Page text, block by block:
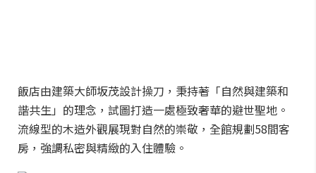
飯店由建築大師坂茂設計操刀，秉持著「自然與建築和
諧共生」的理念，試圖打造一處極致奢華的避世聖地。
流線型的木造外觀展現對自然的崇敬，全館規劃58間客
房，強調私密與精緻的入住體驗。